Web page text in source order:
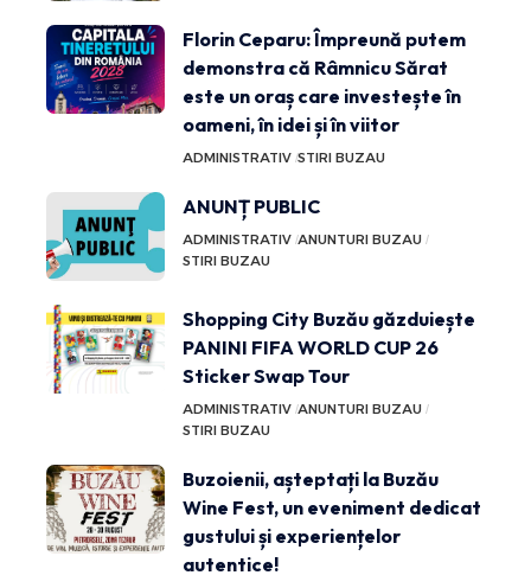
Florin Ceparu: Împreună putem
demonstra că Râmnicu Sărat
este un oraș care investește în
oameni, în idei și în viitor
ADMINISTRATIV STIRI BUZAU
ANUNȚ PUBLIC
ADMINISTRATIV ANUNTURI BUZAU
STIRI BUZAU
Shopping City Buzău găzduiește
PANINI FIFA WORLD CUP 26
Sticker Swap Tour
ADMINISTRATIV ANUNTURI BUZAU
STIRI BUZAU
Buzoienii, așteptați la Buzău
Wine Fest, un eveniment dedicat
gustului și experiențelor
autentice!